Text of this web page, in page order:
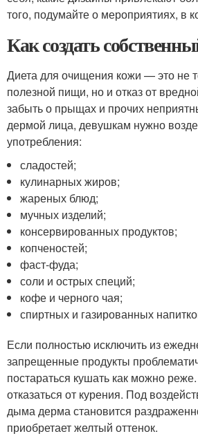
того, подумайте о мероприятиях, в
Как создать
Диета для очищения кожи — это не
полезной пищи, но и отказ от
забыть о прыщах и прочих
дермой лица, девушкам нужно
употребления:
сладостей;
кулинарных жиров;
жареных блюд;
мучных изделий;
консервированных продуктов;
копченостей;
фаст-фуда;
соли и острых специй;
кофе и черного чая;
спиртных и газированных
Если полностью исключить из
запрещенные продукты
постараться кушать как можно
отказаться от курения. Под
дыма дерма становится
приобретает желтый оттенок.